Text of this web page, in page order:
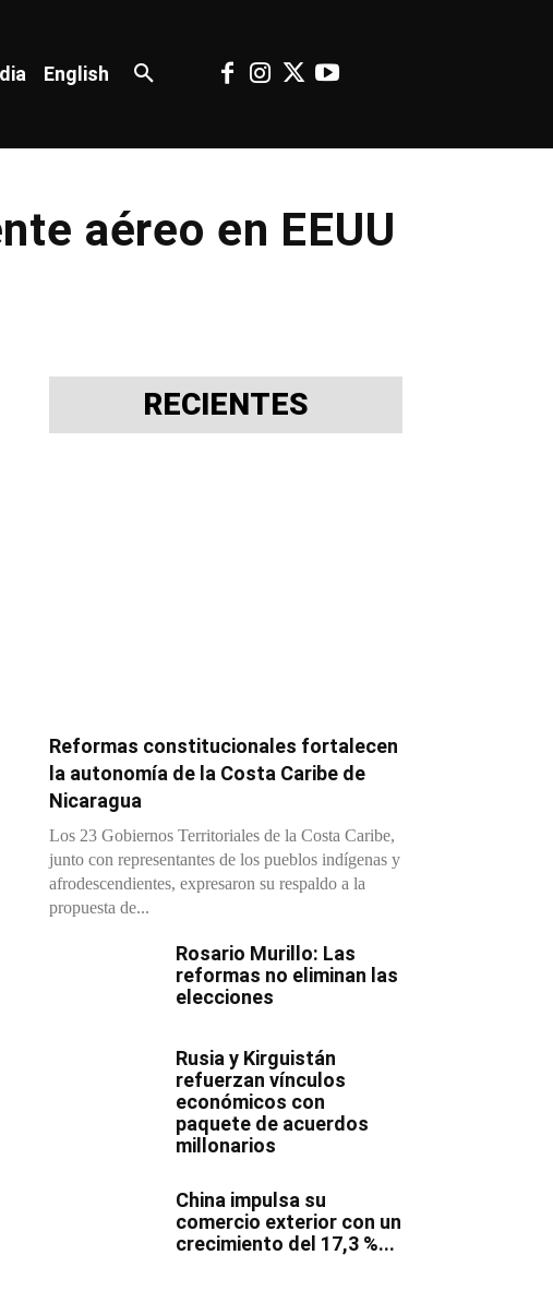
English
aéreo en EEUU
RECIENTES
Reformas constitucionales fortalecen
la autonomía de la Costa Caribe de
Nicaragua
Los 23 Gobiernos Territoriales de la Costa Caribe,
junto con representantes de los pueblos indígenas y
afrodescendientes, expresaron su respaldo a la
propuesta de...
Rosario Murillo: Las
reformas no eliminan las
elecciones
Rusia y Kirguistán
refuerzan vínculos
económicos con
paquete de acuerdos
millonarios
China impulsa su
comercio exterior con un
crecimiento del 17,3 %...